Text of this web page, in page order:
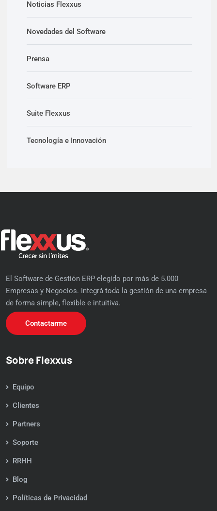
Noticias Flexxus
Novedades del Software
Prensa
Software ERP
Suite Flexxus
Tecnología e Innovación
El Software de Gestión ERP elegido por más de 5.000
Empresas y Negocios. Integrá toda la gestión de una empresa
de forma simple, flexible e intuitiva.
Contactarme
Sobre Flexxus
Equipo
Clientes
Partners
Soporte
RRHH
Blog
Políticas de Privacidad